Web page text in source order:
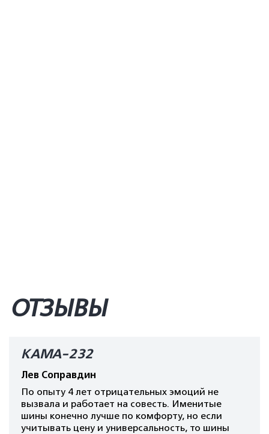
ОТЗЫВЫ
КАМА-232
Лев Соправдин
По опыту 4 лет отрицательных эмоций не
вызвала и работает на совесть. Именитые
шины конечно лучше по комфорту, но если
учитывать цену и универсальность, то шины